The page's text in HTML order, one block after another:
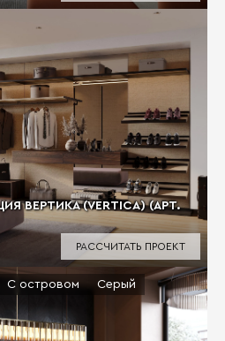
ВЕРТИКА (VERTICA) (АРТ.
РАССЧИТАТЬ ПРОЕКТ
С островом Серый